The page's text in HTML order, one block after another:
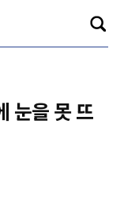
눈을 못 뜨